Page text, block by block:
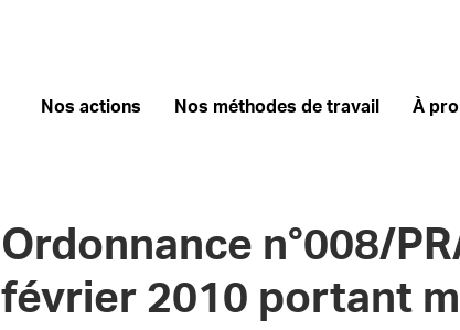
Nos actions Nos méthodes de travail À
Ordonnance n°008/
février 2010 portant